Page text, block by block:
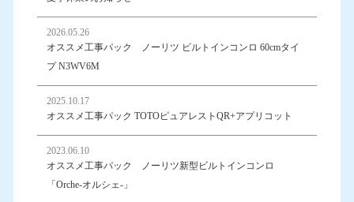
2026.05.26
オススメ工事パック ノーリツ ビルトインコンロ 60cmタイ
プ N3WV6M
2025.10.17
オススメ工事パック TOTOピュアレストQR+アプリコット
2023.06.10
オススメ工事パック ノーリツ新型ビルトインコンロ
「Orche-オルシェ-」